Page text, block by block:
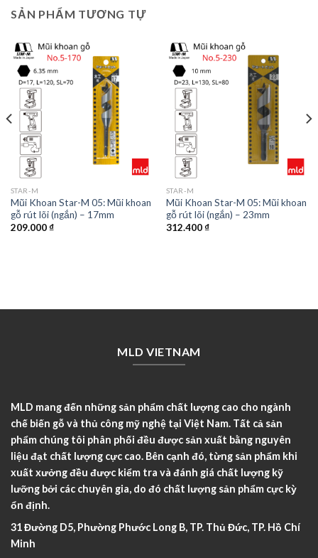
SẢN PHẨM TƯƠNG TỰ
STAR-M
Mũi Khoan Star-M 05: Mũi khoan
gỗ rút lõi (ngắn) – 17mm
209.000₫
STAR-M
Mũi Khoan Star-M 05: Mũi khoan
gỗ rút lõi (ngắn) – 23mm
312.400₫
MLD VIETNAM
MLD mang đến những sản phẩm chất lượng cao cho ngành
chế biến gỗ và thủ công mỹ nghệ tại Việt Nam. Tất cả sản
phẩm chúng tôi phân phối đều được sản xuất bằng nguyên
liệu đạt chất lượng cực cao. Bên cạnh đó, từng sản phẩm khi
xuất xưởng đều được kiểm tra và đánh giá chất lượng kỹ
lưỡng bởi các chuyên gia, do đó chất lượng sản phẩm cực kỳ
ổn định.
31 Đường D5, Phường Phước Long B, TP. Thủ Đức, TP. Hồ Chí
Minh